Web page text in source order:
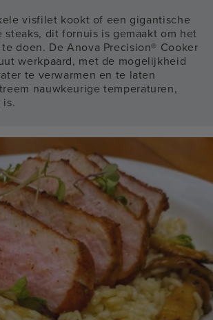
visfilet kookt of een gigantische
steaks, dit fornuis is gemaakt om het
doen. De Anova Precision® Cooker
werkpaard, met de mogelijkheid
te verwarmen en te laten
nauwkeurige temperaturen,
is.